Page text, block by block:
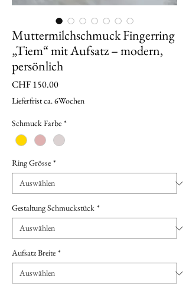
Muttermilchschmuck Fingerring
„Tiem“ mit Aufsatz – modern,
persönlich
CHF 150.00Preis
Lieferfrist ca. 6Wochen
Schmuck Farbe *
Ring Grösse *
Gestaltung Schmuckstück *
Aufsatz Breite *